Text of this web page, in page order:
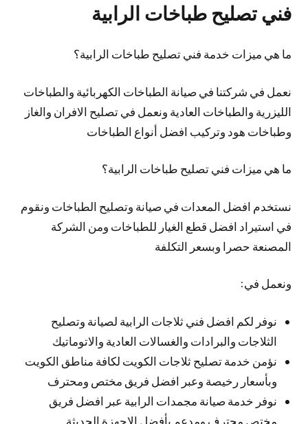
فني تصليح طباخات الرابية
ما هي ميزات خدمة فني تصليح طباخات الرابية؟
نعمل في شركتنا في صيانة الطباخات الكهربائية والطباخات
الليزرية والطباخات العادية ونعمل في تصليح الافران والغاز
وطباخات هود وتركيب افضل أنواع الطباخات
ما هي ميزات فني تصليح طباخات الرابية؟
نستخدم افضل المعدات في صيانة وتصليح الطباخات ونقوم
في استيراد افضل قطع الغيار للطباخات ومن الشركة
المصنعة حصرا وبسعر التكلفة
ونعمل في:
نوفر لكم افضل فني ثلاجات الرابية لصيانة وتصليح
الثلاجات والبرادات والغسالات العادية والاتوماتيك
نؤمن خدمة تصليح ثلاجات الكويت لكافة مناطق الكويت
وبأسعار رخيصة وعبر افضل فريق مختص ومحترف
نوفر خدمة صيانة مجمدات الرابية عبر افضل فريق
مختص محترف ومدعم بأفضل الاجهزة الحديثة